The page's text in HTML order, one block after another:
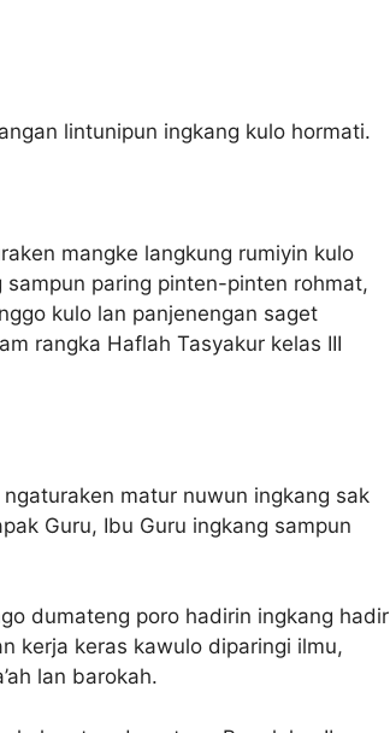
lintunipun ingkang kulo hormati.
mangke langkung rumiyin kulo
sampun paring pinten-pinten rohmat,
kulo lan panjenengan saget
rangka Haflah Tasyakur kelas III
matur nuwun ingkang sak
Guru, Ibu Guru ingkang sampun
dumateng poro hadirin ingkang hadir
kerja keras kawulo diparingi ilmu,
lan barokah.